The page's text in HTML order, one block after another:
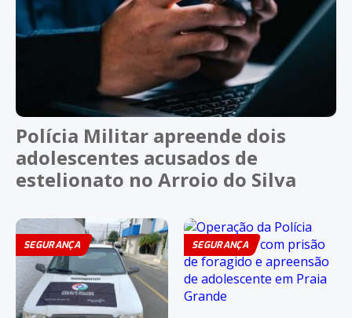
Polícia Militar apreende dois
adolescentes acusados de
estelionato no Arroio do Silva
SEGURANÇA SEGURANÇA